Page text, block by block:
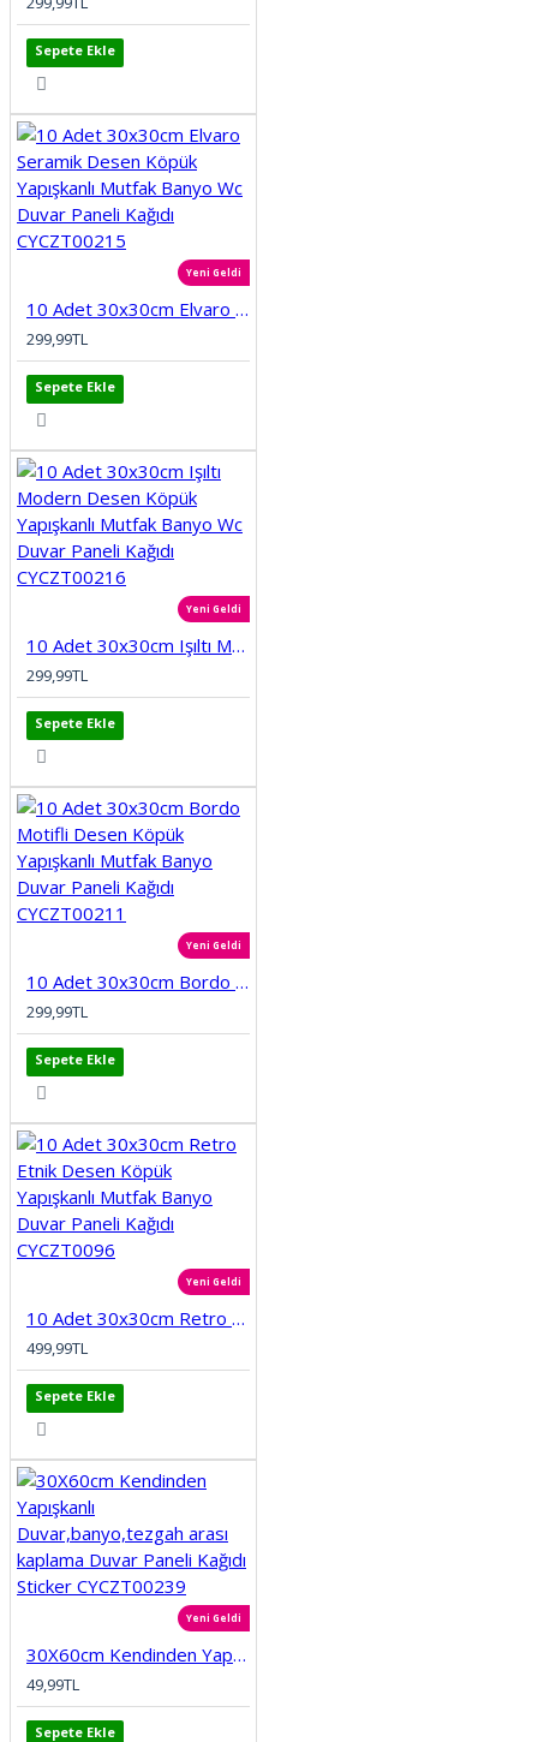
Sepete Ekle
Yeni Geldi
10 Adet 30x30cm Elvaro Seramik Desen Köpük Yapışkanlı Mutfak Banyo Wc Duvar Paneli Kağıdı CYCZT00215
299,99TL
Sepete Ekle
Yeni Geldi
10 Adet 30x30cm Işıltı Modern Desen Köpük Yapışkanlı Mutfak Banyo Wc Duvar Paneli Kağıdı CYCZT00216
299,99TL
Sepete Ekle
Yeni Geldi
10 Adet 30x30cm Bordo Motifli Desen Köpük Yapışkanlı Mutfak Banyo Duvar Paneli Kağıdı CYCZT00211
299,99TL
Sepete Ekle
Yeni Geldi
10 Adet 30x30cm Retro Etnik Desen Köpük Yapışkanlı Mutfak Banyo Duvar Paneli Kağıdı CYCZT0096
499,99TL
Sepete Ekle
Yeni Geldi
30X60cm Kendinden Yapışkanlı Duvar,banyo,tezgah arası kaplama Duvar Paneli Kağıdı Sticker CYCZT00239
49,99TL
Sepete Ekle